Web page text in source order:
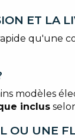
ET LA
qu'une
modèles
inclus
UNE